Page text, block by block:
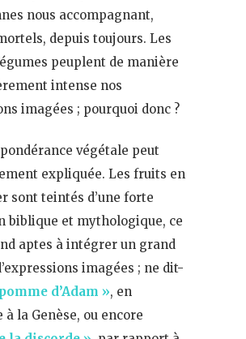
nous accompagnant,
depuis toujours. Les
peuplent de manière
intense nos
imagées ; pourquoi donc ?
végétale peut
expliquée. Les fruits en
sont teintés d’une forte
biblique et mythologique, ce
aptes à intégrer un grand
imagées ; ne dit-
d’Adam », en
à la Genèse, ou encore